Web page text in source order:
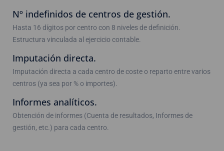
Nº indefinidos de centros de gestión.
Hasta 16 dígitos por centro con 8 niveles de definición.
Estructura vinculada al ejercicio contable.
Imputación directa.
Imputación directa a cada centro de coste o reparto entre varios
centros (ya sea por % o importes).
Informes analíticos.
Obtención de informes (Cuenta de resultados, Informes de
gestión, etc.) para cada centro.